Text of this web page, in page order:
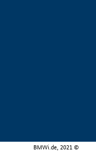
BMWi.de, 2021 ©